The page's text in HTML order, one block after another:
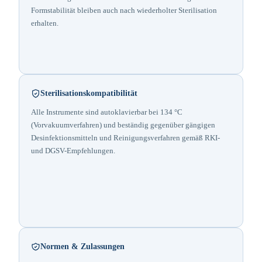
Formstabilität bleiben auch nach wiederholter Sterilisation
erhalten.
Sterilisationskompatibilität
Alle Instrumente sind autoklavierbar bei 134 °C
(Vorvakuumverfahren) und beständig gegenüber gängigen
Desinfektionsmitteln und Reinigungsverfahren gemäß RKI-
und DGSV-Empfehlungen.
Normen & Zulassungen